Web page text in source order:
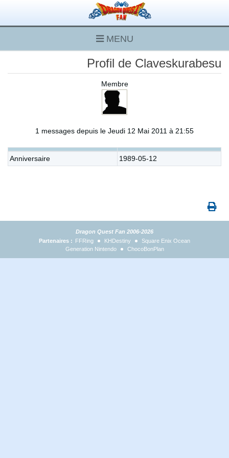
MENU
Profil de Claveskurabesu
Membre
1 messages depuis le Jeudi 12 Mai 2011 à 21:55
Anniversaire 1989-05-12
Dragon Quest Fan 2006-2026
Partenaires : FFRing KHDestiny
Square Enix Ocean
Generation Nintendo
ChocoBonPlan